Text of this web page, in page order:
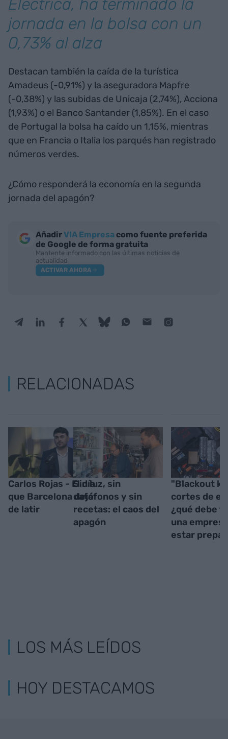
Eléctrica, ha terminado la
jornada en la bolsa con un
0,73% al alza
Destacan también la caída de la turística
Amadeus (-0,91%) y la aseguradora Mapfre
(-0,38%) y las subidas de Unicaja (2,74%), Acciona
(1,93%) o el Banco Santander (1,85%). En el caso
de Portugal la bolsa ha caído un 1,15%, mientras
que en Francia o Italia los parqués han registrado
números verdes.
¿Cómo responderá la economía en la segunda
jornada del apagón?
AñadirVIA Empresa como fuente preferida
de Google de forma gratuita
Mantente informado con las últimas noticias de
actualidad
ACTIVAR AHORA
RELACIONADAS
Carlos Rojas - El día
que Barcelona dejó
de latir
Sin luz, sin
datáfonos y sin
recetas: el caos del
apagón
"Blackout
cortes de
¿qué debe
una
estar
LOS MÁS LEÍDOS
HOY DESTACAMOS